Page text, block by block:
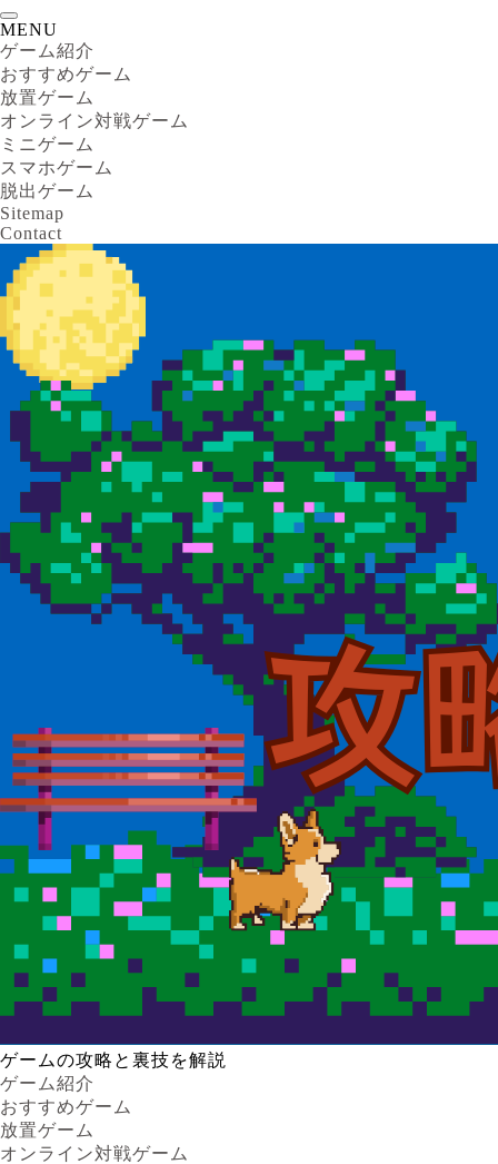
MENU
ゲーム紹介
おすすめゲーム
放置ゲーム
オンライン対戦ゲーム
ミニゲーム
スマホゲーム
脱出ゲーム
Sitemap
Contact
ゲームの攻略と裏技を解説
ゲーム紹介
おすすめゲーム
放置ゲーム
オンライン対戦ゲーム